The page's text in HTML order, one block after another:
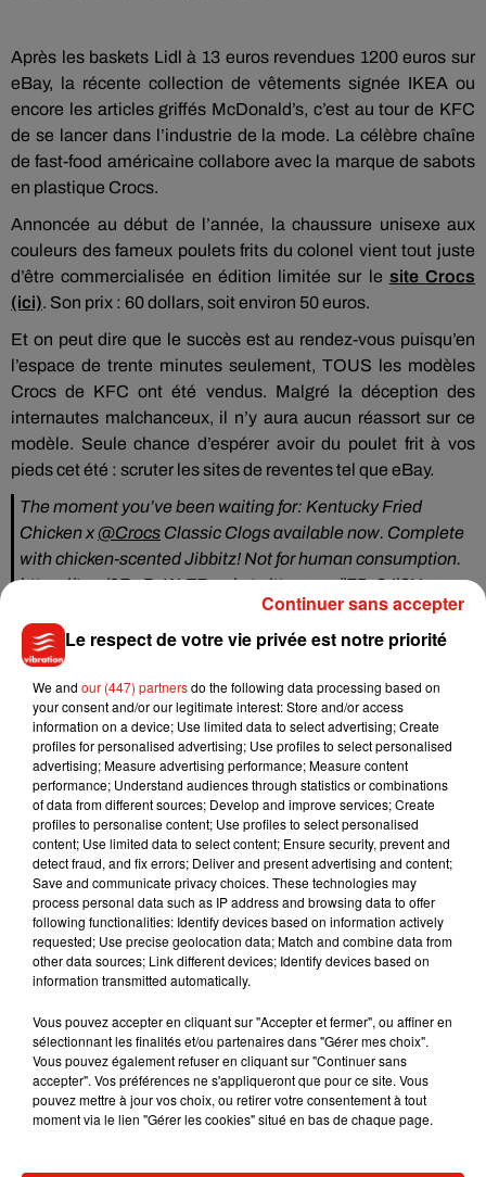
Après les baskets Lidl à 13 euros revendues 1200 euros sur
eBay, la récente collection de vêtements signée IKEA ou
encore les articles griffés McDonald’s, c’est au tour de KFC
de se lancer dans l’industrie de la mode. La célèbre chaîne
de fast-food américaine collabore avec la marque de sabots
en plastique Crocs.
Annoncée au début de l’année, la chaussure unisexe aux
couleurs des fameux poulets frits du colonel vient tout juste
d’être commercialisée en édition limitée sur le site Crocs
(ici). Son prix : 60 dollars, soit environ 50 euros.
Et on peut dire que le succès est au rendez-vous puisqu’en
l’espace de trente minutes seulement, TOUS les modèles
Crocs de KFC ont été vendus. Malgré la déception des
internautes malchanceux, il n’y aura aucun réassort sur ce
modèle. Seule chance d’espérer avoir du poulet frit à vos
pieds cet été : scruter les sites de reventes tel que eBay.
The moment you’ve been waiting for: Kentucky Fried
Chicken x @Crocs Classic Clogs available now. Complete
with chicken-scented Jibbitz! Not for human consumption.
https://t.co/9FwPxWrE7wpic.twitter.com/l75e3Jj8Ny
— KFC (@kfc)
Musique
7 août 2026
Julien Lieb s’essaye à la vie de chatelain
dans son nouveau clip
7 août 2026
Madonna sort enfin le remix de « Love
Sensation » avec Kylie Minogue
Tayc et Didi B dévoilent le single le plus
dansant de l’année
Le respect de votre vie privée est notre priorité
We and our (447) partnersdo the following data processing based on
your consent and/or our legitimate interest: Store and/or access
information on a device; Use limited data to select advertising; Create
profiles for personalised advertising; Use profiles to select personalised
advertising; Measure advertising performance; Measure content
performance; Understand audiences through statistics or combinations
of data from different sources; Develop and improve services; Create
profiles to personalise content; Use profiles to select personalised
content; Use limited data to select content; Ensure security, prevent and
detect fraud, and fix errors; Deliver and present advertising and content;
Save and communicate privacy choices. These technologies may
process personal data such as IP address and browsing data to offer
following functionalities: Identify devices based on information actively
requested; Use precise geolocation data; Match and combine data from
other data sources; Link different devices; Identify devices based on
information transmitted automatically.
Vous pouvez accepter en cliquant sur "Accepter et fermer", ou affiner en
sélectionnant les finalités et/ou partenaires dans "Gérer mes choix".
Vous pouvez également refuser en cliquant sur "Continuer sans
accepter". Vos préférences ne s'appliqueront que pour ce site. Vous
pouvez mettre à jour vos choix, ou retirer votre consentement à tout
moment via le lien "Gérer les cookies" situé en bas de chaque page.
Continuer sans accepter